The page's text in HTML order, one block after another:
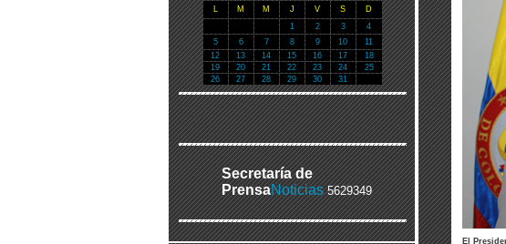
L M M J V S
D
1
2 3
4
5
6 7 8 9 10
11
12
13 14 15 16 17
18
19
20 21 22 23 24
25
26
27 28 29 30 31
Secretaría de
PrensaNoticias 5629349
El